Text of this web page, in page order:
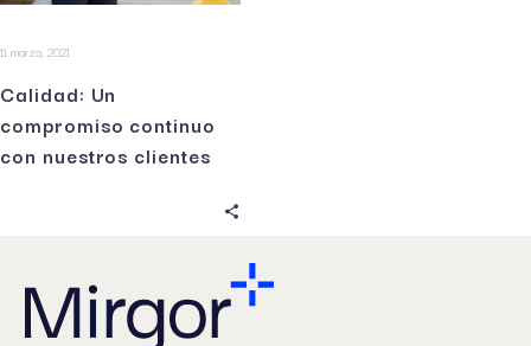
11 marzo, 2021
Calidad: Un
compromiso continuo
con nuestros clientes